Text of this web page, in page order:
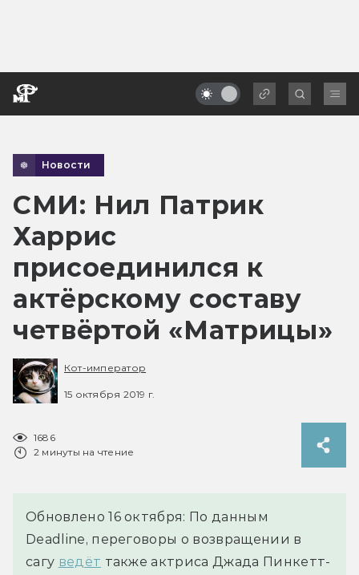
Новости
СМИ: Нил Патрик
Харрис
присоединился к
актёрскому составу
четвёртой «Матрицы»
Кот-император
15 октября 2019 г.
1686
2 минуты на чтение
Обновлено 16 октября: По данным
Deadline, переговоры о возвращении в
сагу ведёт также актриса Джада Пинкетт-